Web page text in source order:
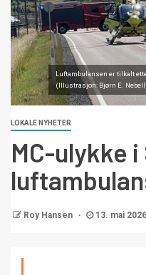
Luftambulansen er tilkalt
(Illustrasjon: Bjørn E.
LOKALE NYHETER
MC-ulykke
Roy Hansen 13. mai 2026